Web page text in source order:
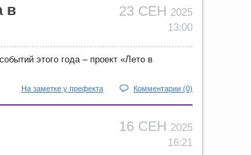
23 СЕН 2025
13:00
в
этого года – проект «Лето в
На заметке у префекта Комментарии (0)
16 СЕН 2025
16:21